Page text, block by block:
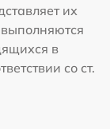
их
в
со ст.